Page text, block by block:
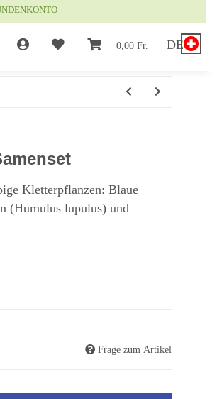
0,00 Fr. DE
Kletterpflanzen: Blaue
(Humulus lupulus) und
Frage zum Artikel